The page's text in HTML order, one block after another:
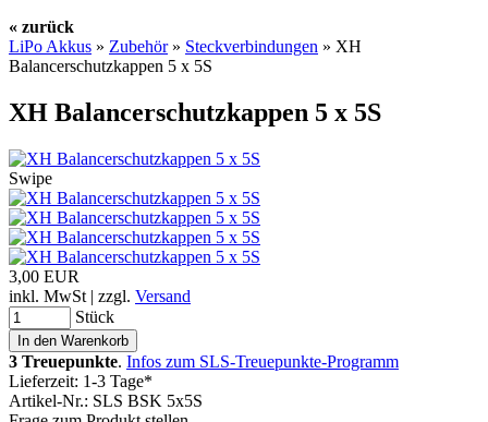
« zurück
LiPo Akkus » Zubehör» Steckverbindungen » XH
Balancerschutzkappen 5 x 5S
XH Balancerschutzkappen 5 x 5S
Swipe
3,00 EUR
inkl. MwSt | zzgl. Versand
Stück
3 Treuepunkte. Infos zum SLS-Treuepunkte-Programm
Lieferzeit: 1-3 Tage*
Artikel-Nr.: SLS BSK 5x5S